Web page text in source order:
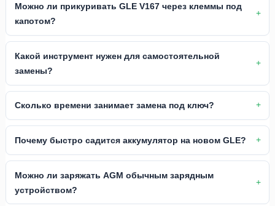
Можно ли прикуривать GLE V167 через клеммы под
капотом?
Какой инструмент нужен для самостоятельной
замены?
Сколько времени занимает замена под ключ?
Почему быстро садится аккумулятор на новом GLE?
Можно ли заряжать AGM обычным зарядным
устройством?